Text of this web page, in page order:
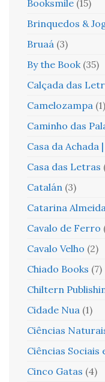
Booksmile (15)
Brinquedos &
Bruaá (3)
By the Book (35)
Calçada das
Camelozampa (1)
Caminho das
Casa da
Casa das Letras
Catalán (3)
Catarina Almeida
Cavalo de Ferro
Cavalo Velho (2)
Chiado Books (7)
Chiltern
Cidade Nua (1)
Ciências
Ciências Sociais
Cinco Gatas (4)